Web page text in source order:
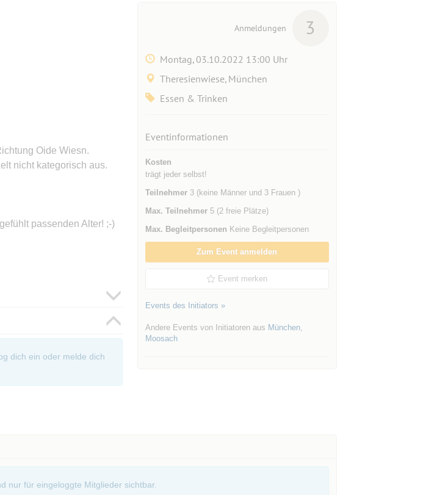
Oide Wiesn.
nicht kategorisch aus.
passenden Alter! ;-)
dich ein oder melde dich
Anmeldungen 3
Montag, 03.10.2022 13:00 Uhr
Theresienwiese, München
Essen & Trinken
Eventinformationen
Kosten
trägt jeder selbst!
Teilnehmer3 (keine Männer und 3 Frauen )
Max. Teilnehmer5 (2 freie Plätze)
Max. Begleitpersonen Keine Begleitpersonen
Zum Event anmelden
Event merken
Events des Initiators »
Andere Events von Initiatoren aus München,
Moosach
nur für eingeloggte Mitglieder sichtbar.